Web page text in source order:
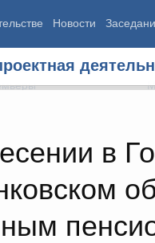
Новости
в
Правительства
Демография
Здоровье
Культура